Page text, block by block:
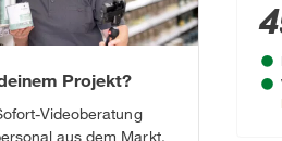
Projekt?
Videoberatung
aus dem Markt.